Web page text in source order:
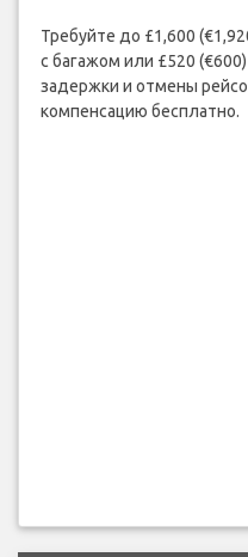
Требуйте до £1,600
с багажом или £520
задержки и отмены
компенсацию бесплатно.